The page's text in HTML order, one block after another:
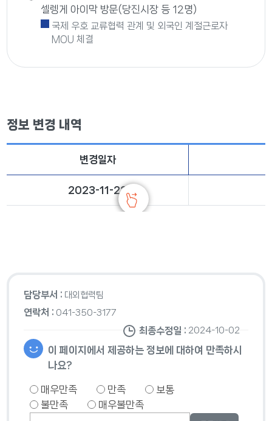
셀렝게 아이막 방문(당진시장 등 12명)
국제 우호 교류협력 관계 및 외국인 계절근로자
MOU 체결
정보 변경 내역
변경일자
2023-11-22
담당부서 : 대외협력팀
연락처 : 041-350-3177
최종수정일 : 2024-10-02
이 페이지에서 제공하는 정보에 대하여 만족하시
나요?
매우만족 만족
보통
불만족
매우불만족